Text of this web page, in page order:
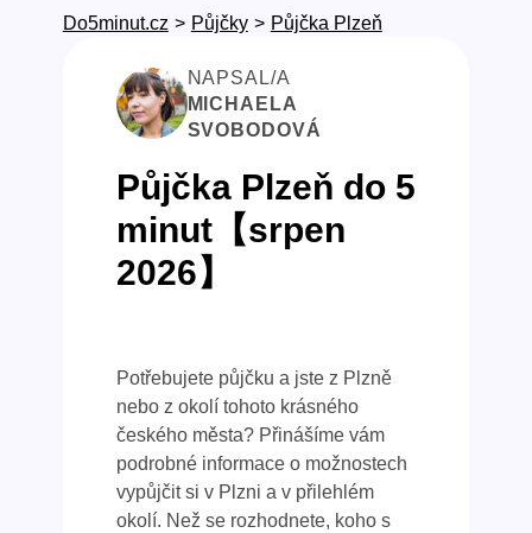
Do5minut.cz > Půjčky > Půjčka Plzeň
NAPSAL/A
MICHAELA
SVOBODOVÁ
Půjčka Plzeň do 5
minut【srpen
2026】
Potřebujete půjčku a jste z Plzně
nebo z okolí tohoto krásného
českého města? Přinášíme vám
podrobné informace o možnostech
vypůjčit si v Plzni a v přilehlém
okolí. Než se rozhodnete, koho s